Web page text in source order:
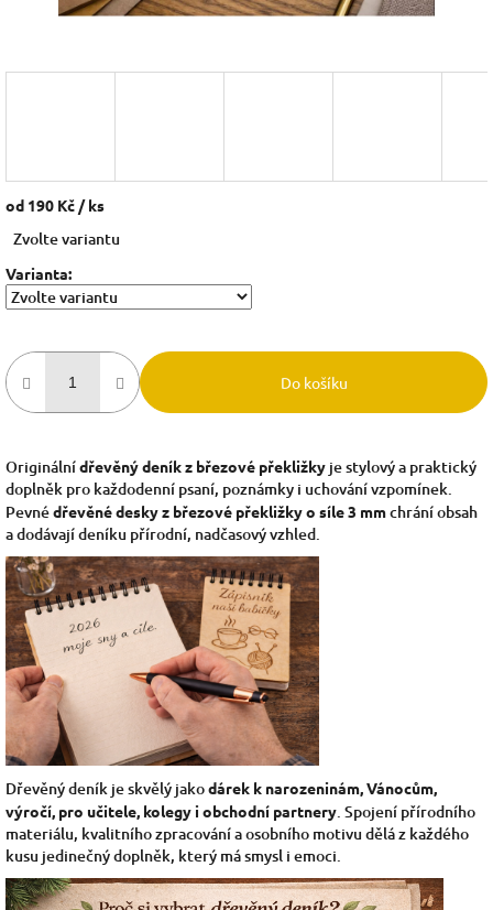
od 190 Kč / ks
cena:
Zvolte variantu
Varianta:
Do košíku
Originálnídřevěný deník z březové překližky je stylový a praktický
doplněk pro každodenní psaní, poznámky i uchování vzpomínek.
Pevnédřevěné desky z březové překližky o síle 3 mmchrání obsah
a dodávají deníku přírodní, nadčasový vzhled.
Dřevěný deník je skvělý jakodárek k narozeninám, Vánocům,
výročí, pro učitele, kolegy i obchodní partnery . Spojení přírodního
materiálu, kvalitního zpracování a osobního motivu dělá z každého
kusu jedinečný doplněk, který má smysl i emoci.